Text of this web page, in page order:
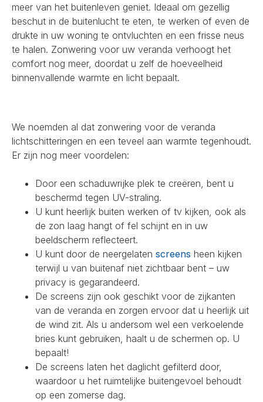
meer van het buitenleven geniet. Ideaal om gezellig
beschut in de buitenlucht te eten, te werken of even de
drukte in uw woning te ontvluchten en een frisse neus
te halen. Zonwering voor uw veranda verhoogt het
comfort nog meer, doordat u zelf de hoeveelheid
binnenvallende warmte en licht bepaalt.
We noemden al dat zonwering voor de veranda
lichtschitteringen en een teveel aan warmte tegenhoudt.
Er zijn nog meer voordelen:
Door een schaduwrijke plek te creëren, bent u
beschermd tegen UV-straling.
U kunt heerlijk buiten werken of tv kijken, ook als
de zon laag hangt of fel schijnt en in uw
beeldscherm reflecteert.
U kunt door de neergelaten screens heen kijken
terwijl u van buitenaf niet zichtbaar bent – uw
privacy is gegarandeerd.
De screens zijn ook geschikt voor de zijkanten
van de veranda en zorgen ervoor dat u heerlijk uit
de wind zit. Als u andersom wel een verkoelende
bries kunt gebruiken, haalt u de schermen op. U
bepaalt!
De screens laten het daglicht gefilterd door,
waardoor u het ruimtelijke buitengevoel behoudt
op een zomerse dag.